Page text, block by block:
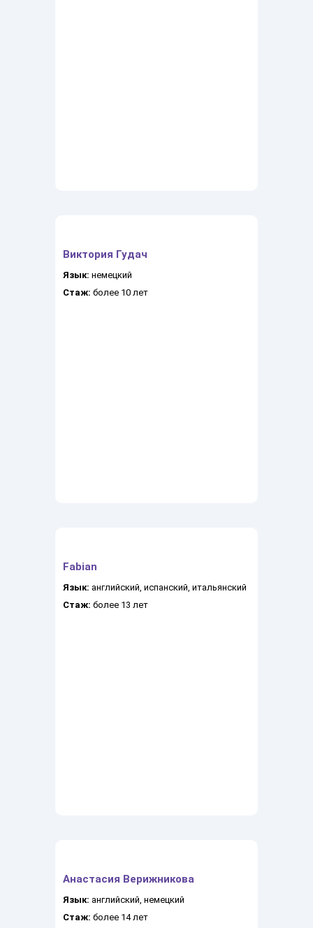
Виктория Гудач
Язык: немецкий
Стаж: более 10 лет
Fabian
Язык: английский, испанский, итальянский
Стаж: более 13 лет
Анастасия Верижникова
Язык: английский, немецкий
Стаж: более 14 лет